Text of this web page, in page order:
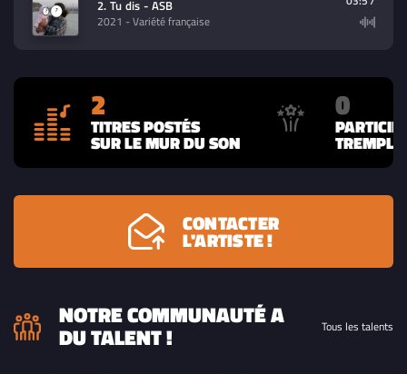
2. Tu dis - ASB
2021 - Variété française
2
TITRES POSTÉS
SUR LE MUR DU SON
0
CONTACTER
L'ARTISTE !
NOTRE COMMUNAUTÉ A
DU TALENT ! Tous les talents